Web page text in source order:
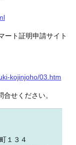
ート証明申請サイト
kojinjoho/03.htm
せください。
１３４